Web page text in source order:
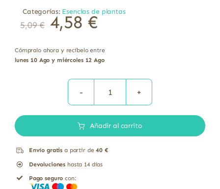
Categorías: Esencias de plantas
5,09€ 4,58 €
Cómpralo ahora y recíbelo entre
lunes 10 Ago y miércoles 12 Ago
Aceite
de
Añadir al carrito
Envío gratis a partir de40 €
Devoluciones hasta 14 días
Pago seguro con: